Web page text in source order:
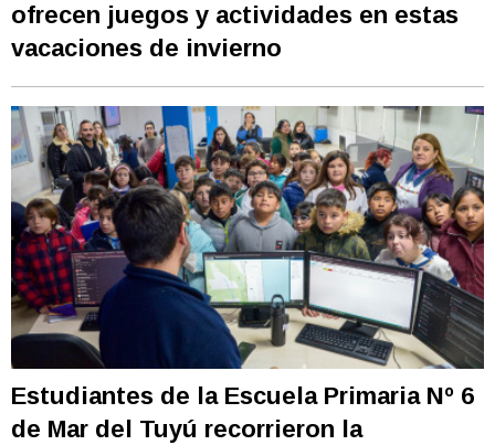
ofrecen juegos y actividades en estas
vacaciones de invierno
Estudiantes de la Escuela Primaria Nº 6
de Mar del Tuyú recorrieron la